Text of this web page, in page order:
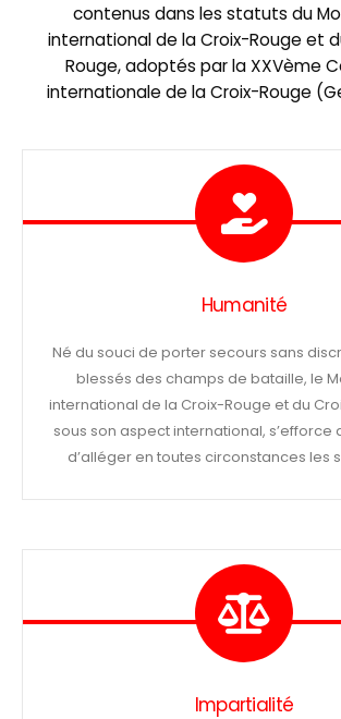
contenus dans les statuts du
international de la Croix-Rouge et
Rouge, adoptés par la XXVème
internationale de la Croix-Rouge
Humanité
Né du souci de porter secours sans
blessés des champs de bataille, le
international de la Croix-Rouge et du
sous son aspect international, s’efforce
d’alléger en toutes circonstances les
Impartialité